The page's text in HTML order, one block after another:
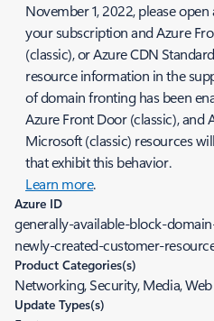
November 1, 2022, please open
your subscription and Azure
(classic), or Azure CDN
resource information in the
of domain fronting has been
Azure Front Door (classic), and
Microsoft (classic) resources
that exhibit this behavior.
Learn more.
Azure ID
generally-available-block-
newly-created-customer-
Product Categories(s)
Networking, Security, Media, Web
Update Types(s)